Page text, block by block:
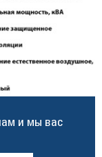
и мы вас